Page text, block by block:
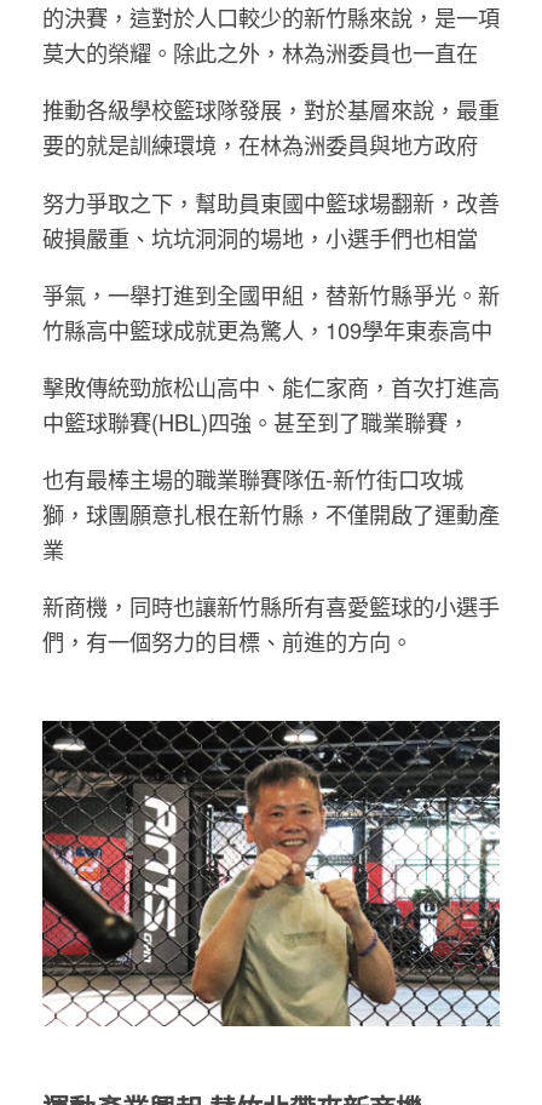
的決賽，這對於人口較少的新竹縣來說，是一項
莫大的榮耀。除此之外，林為洲委員也一直在
推動各級學校籃球隊發展，對於基層來說，最重
要的就是訓練環境，在林為洲委員與地方政府
努力爭取之下，幫助員東國中籃球場翻新，改善
破損嚴重、坑坑洞洞的場地，小選手們也相當
爭氣，一舉打進到全國甲組，替新竹縣爭光。新
竹縣高中籃球成就更為驚人，109學年東泰高中
擊敗傳統勁旅松山高中、能仁家商，首次打進高
中籃球聯賽(HBL)四強。甚至到了職業聯賽，
也有最棒主場的職業聯賽隊伍-新竹街口攻城
獅，球團願意扎根在新竹縣，不僅開啟了運動產
業
新商機，同時也讓新竹縣所有喜愛籃球的小選手
們，有一個努力的目標、前進的方向。